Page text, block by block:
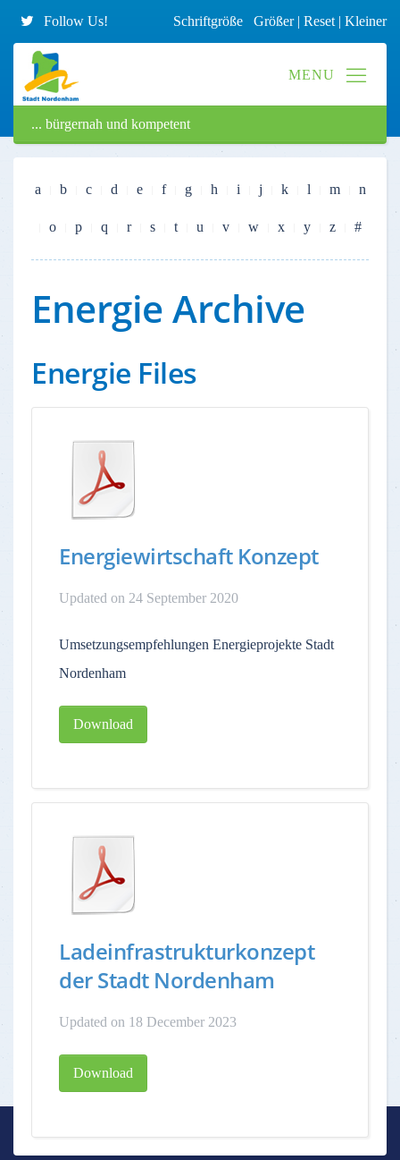
Follow Us! Schriftgröße Größer| Reset | Kleiner
... bürgernah und kompetent
a b c d e f g h i j k l m n
o p q r s t u v w x y z #
Energie Archive
Energie Files
Energiewirtschaft Konzept
Updated on 24 September 2020
Umsetzungsempfehlungen Energieprojekte Stadt
Nordenham
Download
Ladeinfrastrukturkonzept
der Stadt Nordenham
Updated on 18 December 2023
Download